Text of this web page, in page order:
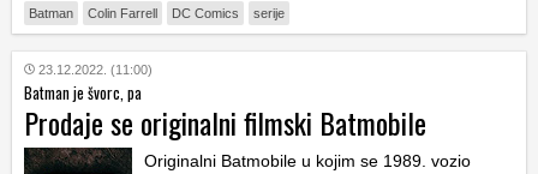
Batman Colin Farrell DC Comics serije
23.12.2022. (11:00)
Batman je švorc, pa
Prodaje se originalni filmski Batmobile
Originalni Batmobile u kojim se 1989. vozio